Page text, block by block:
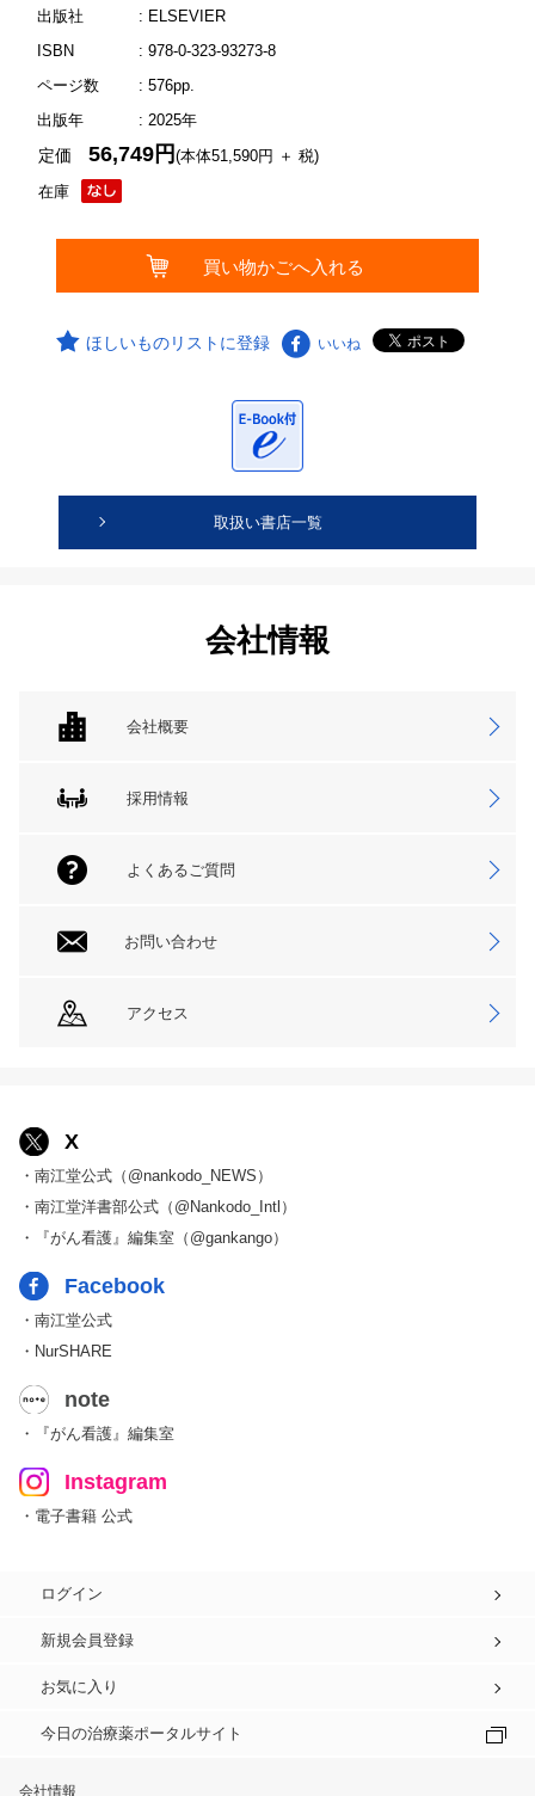
出版社
: ELSEVIER
ISBN
: 978-0-323-93273-8
ページ数
: 576pp.
出版年
: 2025年
在庫
定価56,749円(本体51,590円 ＋ 税)
ほしいものリストに登録 いいね
取扱い書店一覧
会社情報
会社概要
採用情報
よくあるご質問
お問い合わせ
アクセス
X
・南江堂公式（@nankodo_NEWS）
・南江堂洋書部公式（@Nankodo_Intl）
・『がん看護』編集室（@gankango）
Facebook
・南江堂公式
・NurSHARE
note
・『がん看護』編集室
Instagram
・電子書籍 公式
ログイン
新規会員登録
お気に入り
今日の治療薬ポータルサイト
会社情報